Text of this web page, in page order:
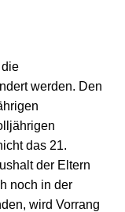
werden. Den
das 21.
der Eltern
noch in der
wird Vorrang